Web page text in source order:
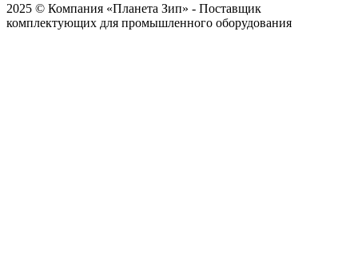
2025 © Компания «Планета Зип» - Поставщик
комплектующих для промышленного оборудования